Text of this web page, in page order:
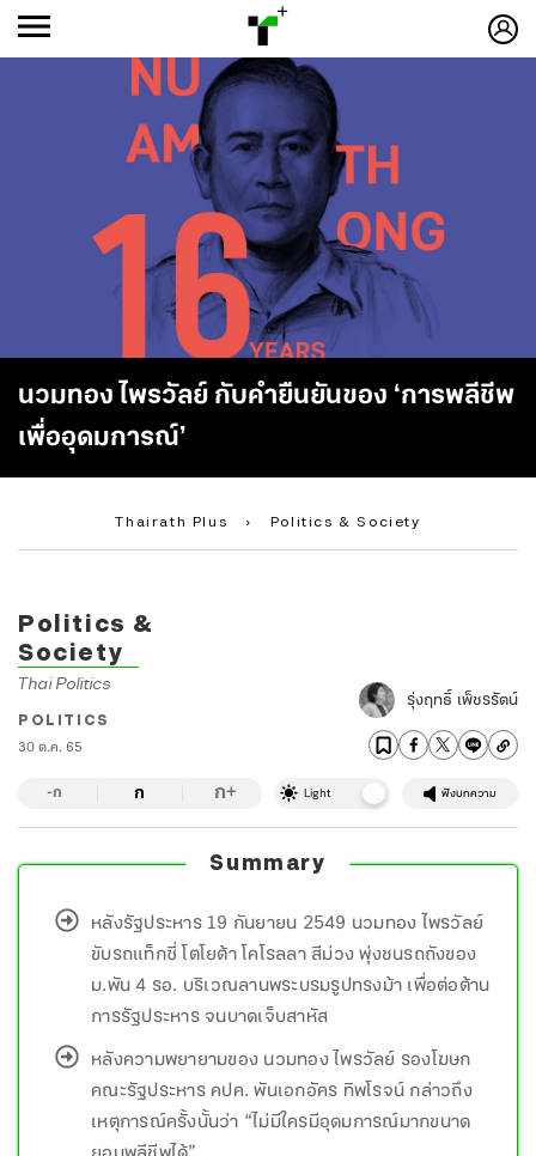
นวมทอง ไพรวัลย์ กับคำยืนยันของ ‘การพลีชีพ
เพื่ออุดมการณ์’
Thairath Plus › Politics & Society
-ก
Politics &
Society
Thai Politics
POLITICS
30 ต.ค. 65
รุ่งฤทธิ์ เพ็ชรรัตน์
-ก ก ก+ Light ฟังบทความ
Summary
หลังรัฐประหาร 19 กันยายน 2549 นวมทอง ไพรวัลย์
ขับรถแท็กซี่ โตโยต้า โคโรลลา สีม่วง พุ่งชนรถถังของ
ม.พัน 4 รอ. บริเวณลานพระบรมรูปทรงม้า เพื่อต่อต้าน
การรัฐประหาร จนบาดเจ็บสาหัส
หลังความพยายามของ นวมทอง ไพรวัลย์ รองโฆษก
คณะรัฐประหาร คปค. พันเอกอัคร ทิพโรจน์ กล่าวถึง
เหตุการณ์ครั้งนั้นว่า “ไม่มีใครมีอุดมการณ์มากขนาด